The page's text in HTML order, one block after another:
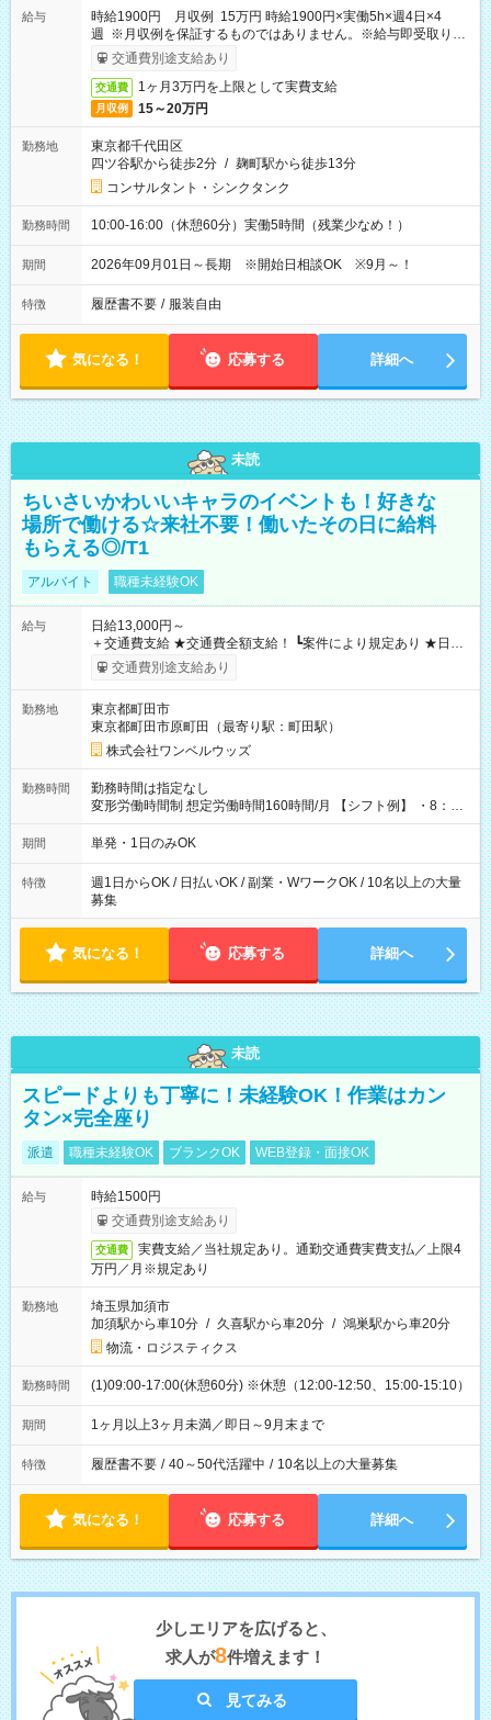
給与
時給1900円 月収例 15万円 時給1900円×実働5h×週4日×4
週 ※月収例を保証するものではありません。※給与即受取りサ
ービス利用可（利用条件有）
交通費別途支給あり
交通費 1ヶ月3万円を上限として実費支給
月収例 15～20万円
勤務地
東京都千代田区
四ツ谷駅から徒歩2分 / 麹町駅から徒歩13分
コンサルタント・シンクタンク
勤務時間 10:00-16:00（休憩60分）実働5時間（残業少なめ！）
期間 2026年09月01日～長期 ※開始日相談OK ※9月～！
特徴 履歴書不要 / 服装自由
気になる！ 応募する 詳細へ
未読
ちいさいかわいいキャラのイベントも！好きな
場所で働ける☆来社不要！働いたその日に給料
もらえる◎/T1
アルバイト 職種未経験OK
給与
日給13,000円～
＋交通費支給 ★交通費全額支給！ ┗案件により規定あり ★日払
いOK！（規定あり） ┗働いたその日に現金GET♪ お仕事後はコ
ンビニATMから 日払い分を引き落とせます！ 【試用期間】試
交通費別途支給あり
勤務地
東京都町田市
東京都町田市原町田（最寄り駅：町田駅）
株式会社ワンベルウッズ
勤務時間
勤務時間は指定なし
変形労働時間制 想定労働時間160時間/月 【シフト例】 ・8：00
～21：00
期間 単発・1日のみOK
特徴
週1日からOK / 日払いOK / 副業・WワークOK / 10名以上の大量
募集
気になる！ 応募する 詳細へ
未読
スピードよりも丁寧に！未経験OK！作業はカン
タン×完全座り
派遣 職種未経験OK ブランクOK WEB登録・面接OK
給与
時給1500円
交通費別途支給あり
交通費
実費支給／当社規定あり。通勤交通費実費支払／上限4
万円／月※規定あり
勤務地
埼玉県加須市
加須駅から車10分 / 久喜駅から車20分 / 鴻巣駅から車20分
物流・ロジスティクス
勤務時間 (1)09:00-17:00(休憩60分) ※休憩（12:00-12:50、15:00-15:10）
期間 1ヶ月以上3ヶ月未満／即日～9月末まで
特徴 履歴書不要 / 40～50代活躍中 / 10名以上の大量募集
気になる！ 応募する 詳細へ
少しエリアを広げると、
求人が8件増えます！
見てみる